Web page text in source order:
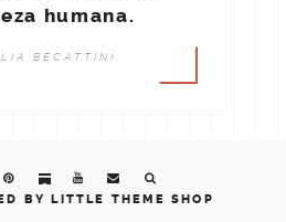
humana.
BECATTINI
BY LITTLE THEME SHOP